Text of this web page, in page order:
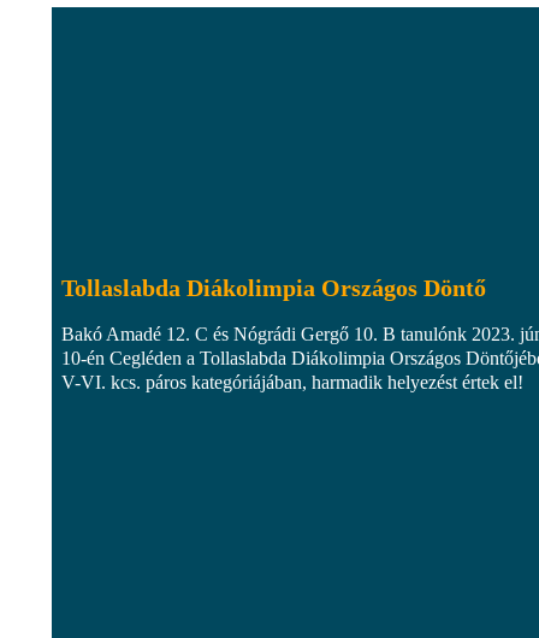
Tollaslabda Diákolimpia Országos Döntő
Bakó Amadé 12. C és Nógrádi Gergő 10. B tanulónk 2023.
10-én Cegléden a Tollaslabda Diákolimpia Országos
V-VI. kcs. páros kategóriájában, harmadik helyezést értek el!